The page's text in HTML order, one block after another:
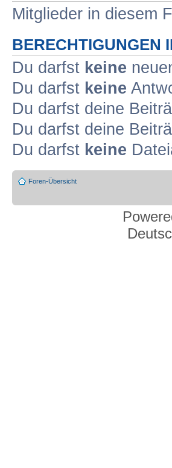
Mitglieder in diesem
BERECHTIGUNGEN
Du darfst keine
Du darfst keine
Du darfst deine
Du darfst deine
Du darfst keine
Foren-Übersicht